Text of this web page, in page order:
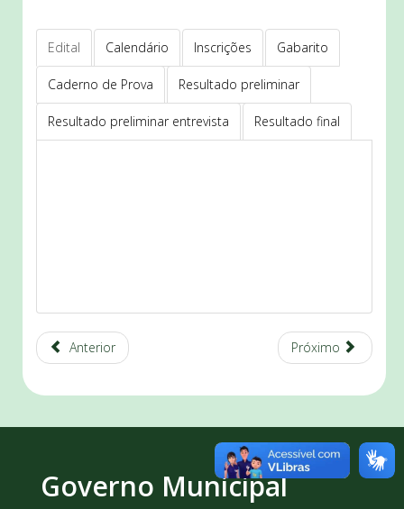
Edital Calendário Inscrições Gabarito
Caderno de Prova Resultado preliminar
Resultado preliminar entrevista Resultado final
Anterior Próximo
Governo Municipal